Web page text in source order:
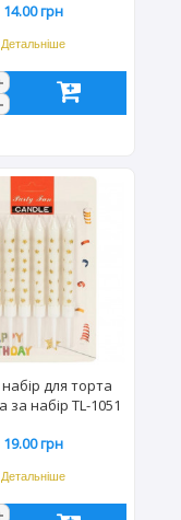
14.00 грн
Детальніше
для торта
за набір TL-1051
19.00 грн
Детальніше